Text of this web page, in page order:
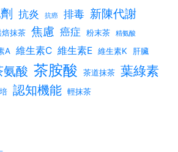
抗炎 抗癌 排毒 新陳代謝
焙抹茶 焦慮 癌症 粉末茶 精氨酸
A 維生素C 維生素E 維生素K 肝臟
氨酸 茶胺酸 茶道抹茶 葉綠素
認知機能 輕抹茶